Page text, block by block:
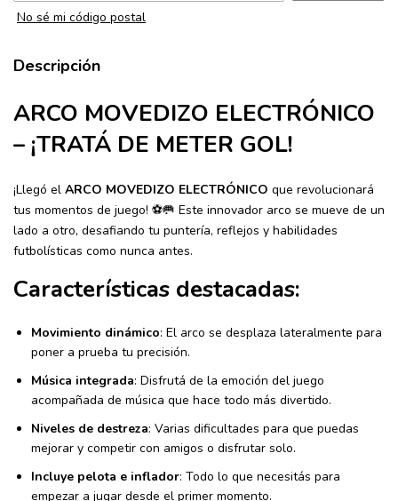
No sé mi código postal
Descripción
ARCO MOVEDIZO ELECTRÓNICO
– ¡TRATÁ DE METER GOL!
¡Llegó el ARCO MOVEDIZO ELECTRÓNICO que revolucionará
tus momentos de juego! ⚽🥅 Este innovador arco se mueve de un
lado a otro, desafiando tu puntería, reflejos y habilidades
futbolísticas como nunca antes.
Características destacadas:
Movimiento dinámico: El arco se desplaza lateralmente para
poner a prueba tu precisión.
Música integrada: Disfrutá de la emoción del juego
acompañada de música que hace todo más divertido.
Niveles de destreza: Varias dificultades para que puedas
mejorar y competir con amigos o disfrutar solo.
Incluye pelota e inflador: Todo lo que necesitás para
empezar a jugar desde el primer momento.